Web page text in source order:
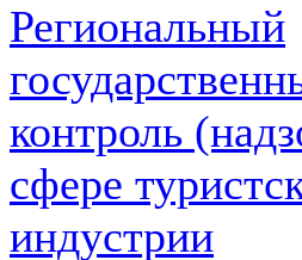
Региональный
контроль
сфере
индустрии